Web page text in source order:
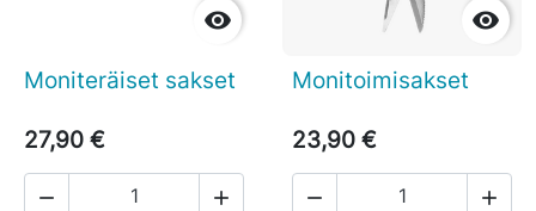

Moniteräiset sakset
27,90 €
 

Monitoimisakset
23,90 €
 